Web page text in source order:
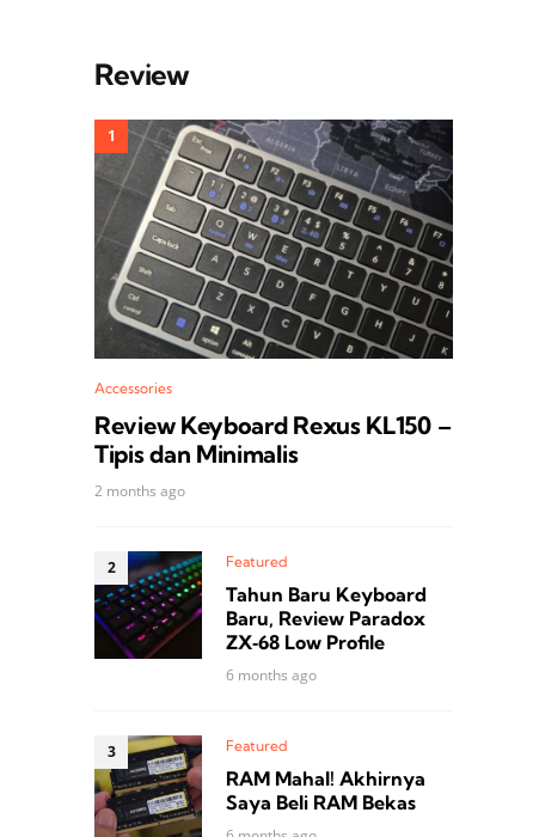
Review
Accessories
Review Keyboard Rexus KL150 –
Tipis dan Minimalis
2 months ago
Featured
Tahun Baru Keyboard
Baru, Review Paradox
ZX‑68 Low Profile
6 months ago
Featured
RAM Mahal! Akhirnya
Saya Beli RAM Bekas